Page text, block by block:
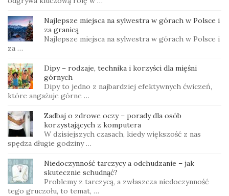
Najlepsze miejsca na sylwestra w górach w Polsce i
za granicą
Najlepsze miejsca na sylwestra w górach w Polsce i
za …
Dipy – rodzaje, technika i korzyści dla mięśni
górnych
Dipy to jedno z najbardziej efektywnych ćwiczeń,
które angażuje górne …
Zadbaj o zdrowe oczy – porady dla osób
korzystających z komputera
W dzisiejszych czasach, kiedy większość z nas
spędza długie godziny …
Niedoczynność tarczycy a odchudzanie – jak
skutecznie schudnąć?
Problemy z tarczycą, a zwłaszcza niedoczynność
tego gruczołu, to temat, …